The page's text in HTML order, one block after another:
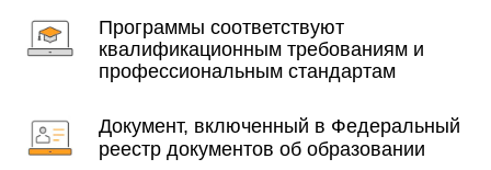
Программы соответствуют
квалификационным требованиям и
профессиональным стандартам
Документ, включенный в Федеральный
реестр документов об образовании